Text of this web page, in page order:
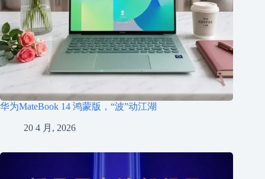
华为MateBook 14 鸿蒙版，“波”动江湖
20 4 月, 2026